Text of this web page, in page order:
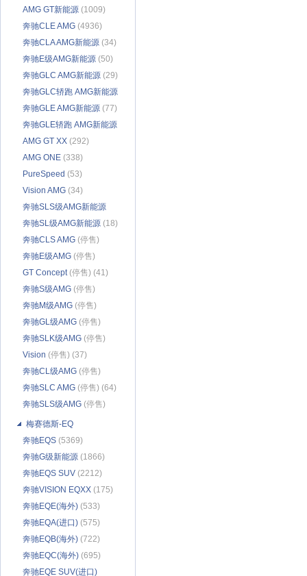
AMG GT新能源 (1009)
奔驰CLE AMG (4936)
奔驰CLA AMG新能源 (34)
奔驰E级AMG新能源 (50)
奔驰GLC AMG新能源 (29)
奔驰GLC轿跑 AMG新能源
(25)
奔驰GLE AMG新能源 (77)
奔驰GLE轿跑 AMG新能源
(25)
AMG GT XX (292)
AMG ONE (338)
PureSpeed (53)
Vision AMG (34)
奔驰SLS级AMG新能源
(102)
奔驰SL级AMG新能源 (18)
奔驰CLS AMG (停售)
(2436)
奔驰E级AMG (停售)
(6067)
GT Concept(停售) (41)
奔驰S级AMG (停售)
(4476)
奔驰M级AMG (停售)
(1307)
奔驰GL级AMG (停售)
(710)
奔驰SLK级AMG (停售)
(715)
Vision (停售) (37)
奔驰CL级AMG (停售)
(500)
奔驰SLC AMG (停售) (64)
奔驰SLS级AMG (停售)
(3461)
梅赛德斯-EQ
奔驰EQS (5369)
奔驰G级新能源 (1866)
奔驰EQS SUV (2212)
奔驰VISION EQXX (175)
奔驰EQE(海外) (533)
奔驰EQA(进口) (575)
奔驰EQB(海外) (722)
奔驰EQC(海外) (695)
奔驰EQE SUV(进口)